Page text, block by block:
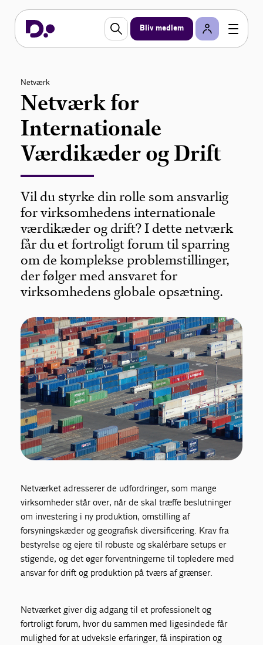
Bliv medlem
Netværk
Netværk for
Internationale
Værdikæder og Drift
Vil du styrke din rolle som ansvarlig
for virksomhedens internationale
værdikæder og drift? I dette netværk
får du et fortroligt forum til sparring
om de komplekse problemstillinger,
der følger med ansvaret for
virksomhedens globale opsætning.
Netværket adresserer de udfordringer, som mange
virksomheder står over, når de skal træffe beslutninger
om investering i ny produktion, omstilling af
forsyningskæder og geografisk diversificering. Krav fra
bestyrelse og ejere til robuste og skalérbare setups er
stigende, og det øger forventningerne til topledere med
ansvar for drift og produktion på tværs af grænser.
Netværket giver dig adgang til et professionelt og
fortroligt forum, hvor du sammen med ligesindede får
mulighed for at udveksle erfaringer, få inspiration og